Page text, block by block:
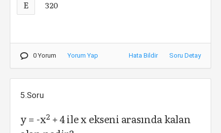
E 320
0 Yorum Yorum Yap Hata Bildir Soru Detay
5.Soru
y = -x2+ 4 ile x ekseni arasında kalan